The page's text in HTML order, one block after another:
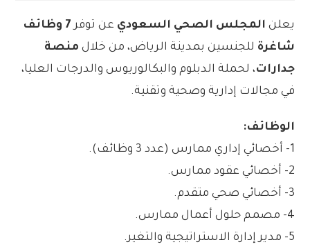
يعلن المجلس الصحي السعودي عن توفر
7 وظائف
شاغرة للجنسين بمدينة الرياض، من خلال منصة
جدارات، لحملة الدبلوم والبكالوريوس والدرجات العليا،
في مجالات إدارية وصحية وتقنية.
الوظائف:
1- أخصائي إداري ممارس (عدد 3 وظائف).
2- أخصائي عقود ممارس.
3- أخصائي صحي متقدم.
4- مصمم حلول أعمال ممارس.
5- مدير إدارة الاستراتيجية والتغير.